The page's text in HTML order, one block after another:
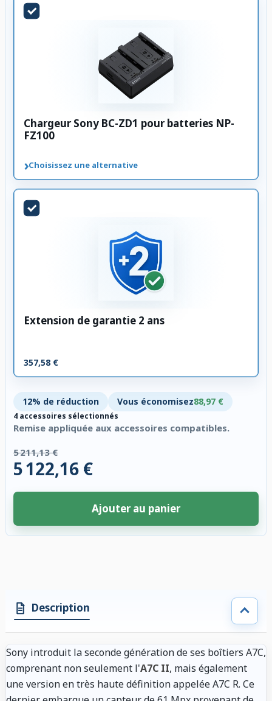
Chargeur Sony BC-ZD1 pour batteries NP-
FZ100
›Choisissez une alternative
Extension de garantie 2 ans
357,58 €
12% de réduction Vous économisez88,97 €
4 accessoires sélectionnés
Remise appliquée aux accessoires compatibles.
5 211,13 €
5 122,16 €
Ajouter au panier
Description
Sony introduit la seconde génération de ses boîtiers A7C,
comprenant non seulement l'A7C II, mais également
une version en très haute définition appelée A7C R. Ce